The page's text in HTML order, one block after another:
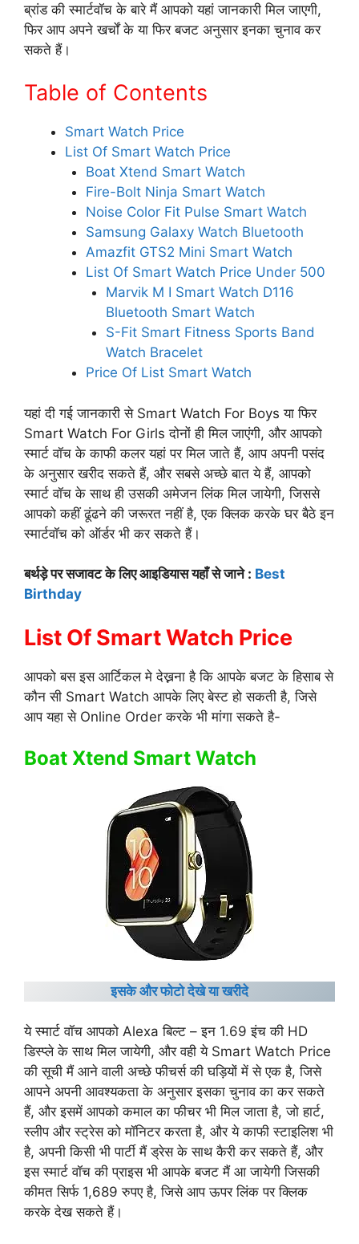
ब्रांड की स्मार्टवॉच के बारे मैं आपको यहां जानकारी मिल जाएगी,
फिर आप अपने खर्चों के या फिर बजट अनुसार इनका चुनाव कर
सकते हैं।
Table of Contents
Smart Watch Price
List Of Smart Watch Price
Boat Xtend Smart Watch
Fire-Bolt Ninja Smart Watch
Noise Color Fit Pulse Smart Watch
Samsung Galaxy Watch Bluetooth
Amazfit GTS2 Mini Smart Watch
List Of Smart Watch Price Under 500
Marvik M I Smart Watch D116
Bluetooth Smart Watch
S-Fit Smart Fitness Sports Band
Watch Bracelet
Price Of List Smart Watch
यहां दी गई जानकारी से Smart Watch For Boys या फिर
Smart Watch For Girls दोनों ही मिल जाएंगी, और आपको
स्मार्ट वॉच के काफी कलर यहां पर मिल जाते हैं, आप अपनी पसंद
के अनुसार खरीद सकते हैं, और सबसे अच्छे बात ये हैं, आपको
स्मार्ट वॉच के साथ ही उसकी अमेजन लिंक मिल जायेगी, जिससे
आपको कहीं ढूंढने की जरूरत नहीं है, एक क्लिक करके घर बैठे इन
स्मार्टवॉच को ऑर्डर भी कर सकते हैं।
बर्थड़े पर सजावट के लिए आइडियास यहाँ से जाने : Best
Birthday
List Of Smart Watch Price
आपको बस इस आर्टिकल मे देख्नना है कि आपके बजट के हिसाब से
कौन सी Smart Watch आपके लिए बेस्ट हो सकती है, जिसे
आप यहा से Online Order करके भी मांगा सकते है-
Boat Xtend Smart Watch
इसके और फोटो देखे या खरीदे
ये स्मार्ट वॉच आपको Alexa बिल्ट – इन 1.69 इंच की HD
डिस्प्ले के साथ मिल जायेगी, और वही ये Smart Watch Price
की सूची मैं आने वाली अच्छे फीचर्स की घड़ियों में से एक है, जिसे
आपने अपनी आवश्यकता के अनुसार इसका चुनाव का कर सकते
हैं, और इसमें आपको कमाल का फीचर भी मिल जाता है, जो हार्ट,
स्लीप और स्ट्रेस को मॉनिटर करता है, और ये काफी स्टाइलिश भी
है, अपनी किसी भी पार्टी मैं ड्रेस के साथ कैरी कर सकते हैं, और
इस स्मार्ट वॉच की प्राइस भी आपके बजट मैं आ जायेगी जिसकी
कीमत सिर्फ 1,689 रुपए है, जिसे आप ऊपर लिंक पर क्लिक
करके देख सकते हैं।